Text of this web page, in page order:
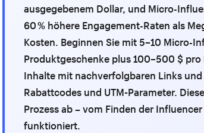
ausgegebenem Dollar, und Micro-
60 % höhere Engagement-Raten als
Kosten. Beginnen Sie mit 5–10 Micro-
Produktgeschenke plus 100–500 $
Inhalte mit nachverfolgbaren Links
Rabattcodes und UTM-Parameter.
Prozess ab – vom Finden der
funktioniert.